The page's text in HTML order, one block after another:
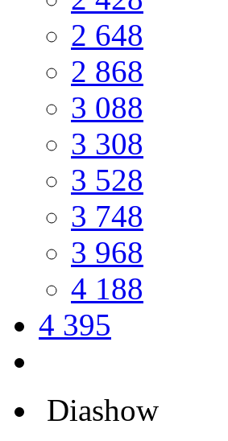
2 648
2 868
3 088
3 308
3 528
3 748
3 968
4 188
4 395
Diashow